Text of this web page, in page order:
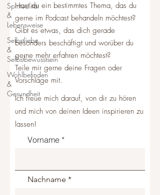
Spiritualität
&
Lebensweise
Selbstliebe
&
Selbstbewusstsein
Wohlbefinden
&
Gesundheit
Hast du ein bestimmtes Thema, das du
gerne im Podcast behandeln möchtest?
Gibt es etwas, das dich gerade
besonders beschäftigt und worüber du
gerne mehr erfahren möchtest?
Teile mir gerne deine Fragen oder
Vorschläge mit.
Ich freue mich darauf, von dir zu hören
und mich von deinen Ideen inspirieren zu
lassen!
Vorname
Nachname